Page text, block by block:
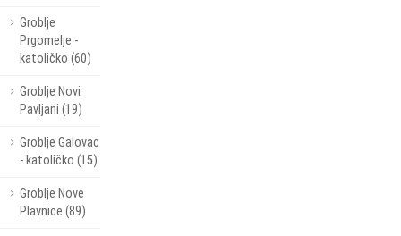
Groblje
Prgomelje -
katoličko (60)
Groblje Novi
Pavljani (19)
Groblje Galovac
- katoličko (15)
Groblje Nove
Plavnice (89)